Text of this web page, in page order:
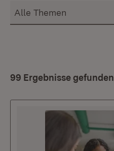
99 Ergebnisse gefunden